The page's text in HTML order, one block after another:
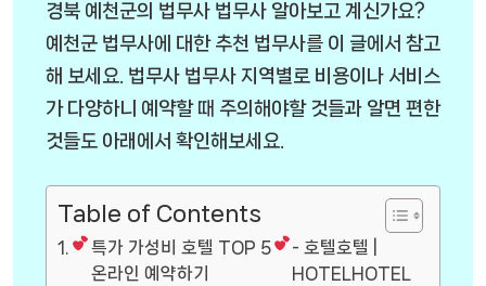
경북 예천군의 법무사 법무사 알아보고 계신가요?
예천군 법무사에 대한 추천 법무사를 이 글에서 참고
해 보세요. 법무사 법무사 지역별로 비용이나 서비스
가 다양하니 예약할 때 주의해야할 것들과 알면 편한
것들도 아래에서 확인해보세요.
Table of Contents
특가 가성비 호텔 TOP 5
온라인 예약하기
- 호텔호텔 |
HOTELHOTEL